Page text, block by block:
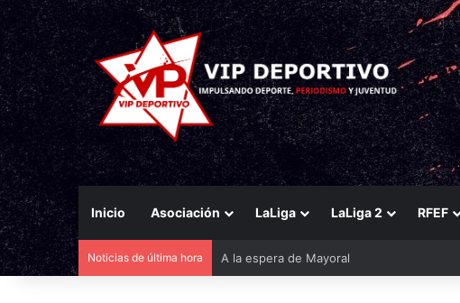
Inicio Asociación LaLiga LaLiga 2 RFEF
Noticias de última hora A la espera de Mayoral